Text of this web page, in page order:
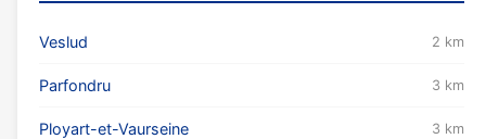
Veslud 2 km
Parfondru 3 km
Ployart-et-Vaurseine 3 km